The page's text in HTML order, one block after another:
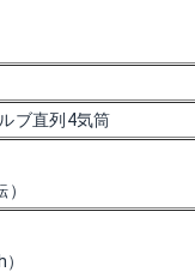
ブ直列4気筒